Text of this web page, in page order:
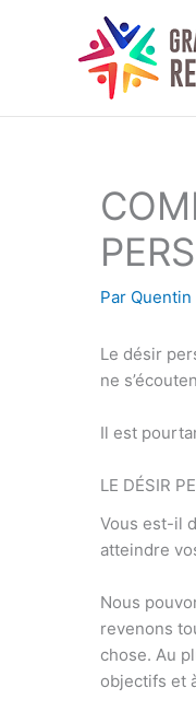
Par Quentin
Le désir
ne
Il est
LE DÉSIR
Vous est-il
atteindre
Nous
revenons
chose. Au
objectifs et